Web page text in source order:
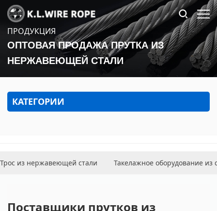
ПРОДУКЦИЯ
ОПТОВАЯ ПРОДАЖА ПРУТКА ИЗ
НЕРЖАВЕЮЩЕЙ СТАЛИ
КАТЕГОРИИ
Трос из нержавеющей стали Такелажное оборудование из
Поставщики прутков из